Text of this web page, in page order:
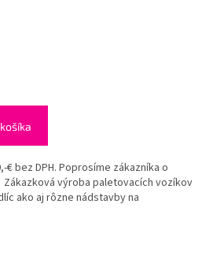
€ bez DPH. Poprosíme zákazníka o
výroba paletovacích vozíkov
ako aj rôzne nádstavby na